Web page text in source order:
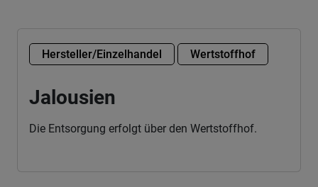
Hersteller/Einzelhandel Wertstoffhof
Jalousien
Die Entsorgung erfolgt über den Wertstoffhof.